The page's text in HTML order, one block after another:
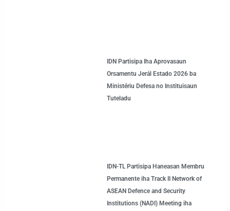
IDN Partisipa Iha Aprovasaun
Orsamentu Jerál Estado 2026 ba
Ministériu Defesa no Instituisaun
Tuteladu
IDN-TL Partisipa Haneasan Membru
Permanente iha Track II Network of
ASEAN Defence and Security
Institutions (NADI) Meeting iha